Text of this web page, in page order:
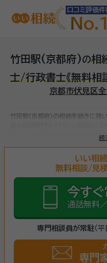
口コミ評価件
竹田駅(京都府)の相
士/行政書士《無料相
京都市伏見区
続
竹田駅(京都府)の相続手続きに強
全国で対応可能な相続手
名義変更、相続税の申告・納税（相
多岐に渡るため、相続手続きに強
いい相
無料相談/見
今す
通話無料
専門相談員が常駐（
専門